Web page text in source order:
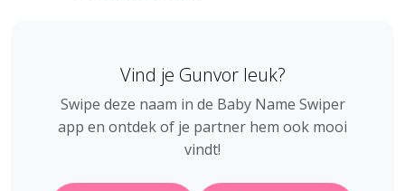
Vind je Gunvor leuk?
Swipe deze naam in de Baby Name Swiper
app en ontdek of je partner hem ook mooi
vindt!